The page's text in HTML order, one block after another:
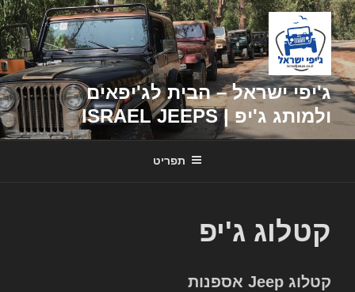
דילוג
לתוכן
ג'יפי ישראל – הבית לג'יפאים
ולמותג ג'יפ | ISRAEL JEEPS
תפריט
קטלוג ג'יפ
קטלוג Jeep אספנות